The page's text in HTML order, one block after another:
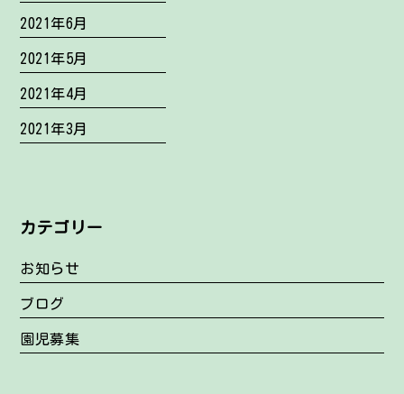
2021年6月
2021年5月
2021年4月
2021年3月
カテゴリー
お知らせ
ブログ
園児募集